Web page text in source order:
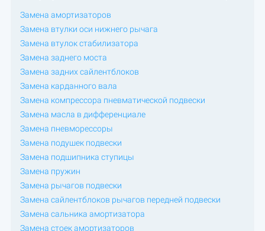
Замена амортизаторов
Замена втулки оси нижнего рычага
Замена втулок стабилизатора
Замена заднего моста
Замена задних сайлентблоков
Замена карданного вала
Замена компрессора пневматической подвески
Замена масла в дифференциале
Замена пневморессоры
Замена подушек подвески
Замена подшипника ступицы
Замена пружин
Замена рычагов подвески
Замена сайлентблоков рычагов передней подвески
Замена сальника амортизатора
Замена стоек амортизаторов